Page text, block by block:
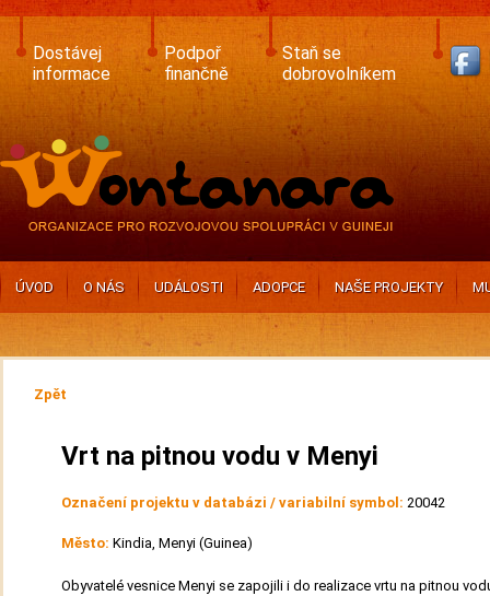
Skip
main
content
Dostávej
informace
Podpoř
finančně
Staň se
dobrovolníkem
ÚVOD O NÁS UDÁLOSTI ADOPCE NAŠE PROJEKTY
Zpět
Vrt na pitnou vodu v Menyi
Označení projektu v databázi / variabilní symbol: 20042
Město: Kindia, Menyi (Guinea)
Obyvatelé vesnice Menyi se zapojili i do realizace vrtu na pitnou